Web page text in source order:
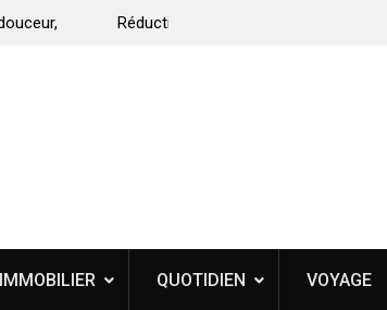
sur la démarche, de
IMMOBILIER QUOTIDIEN VOYAGE